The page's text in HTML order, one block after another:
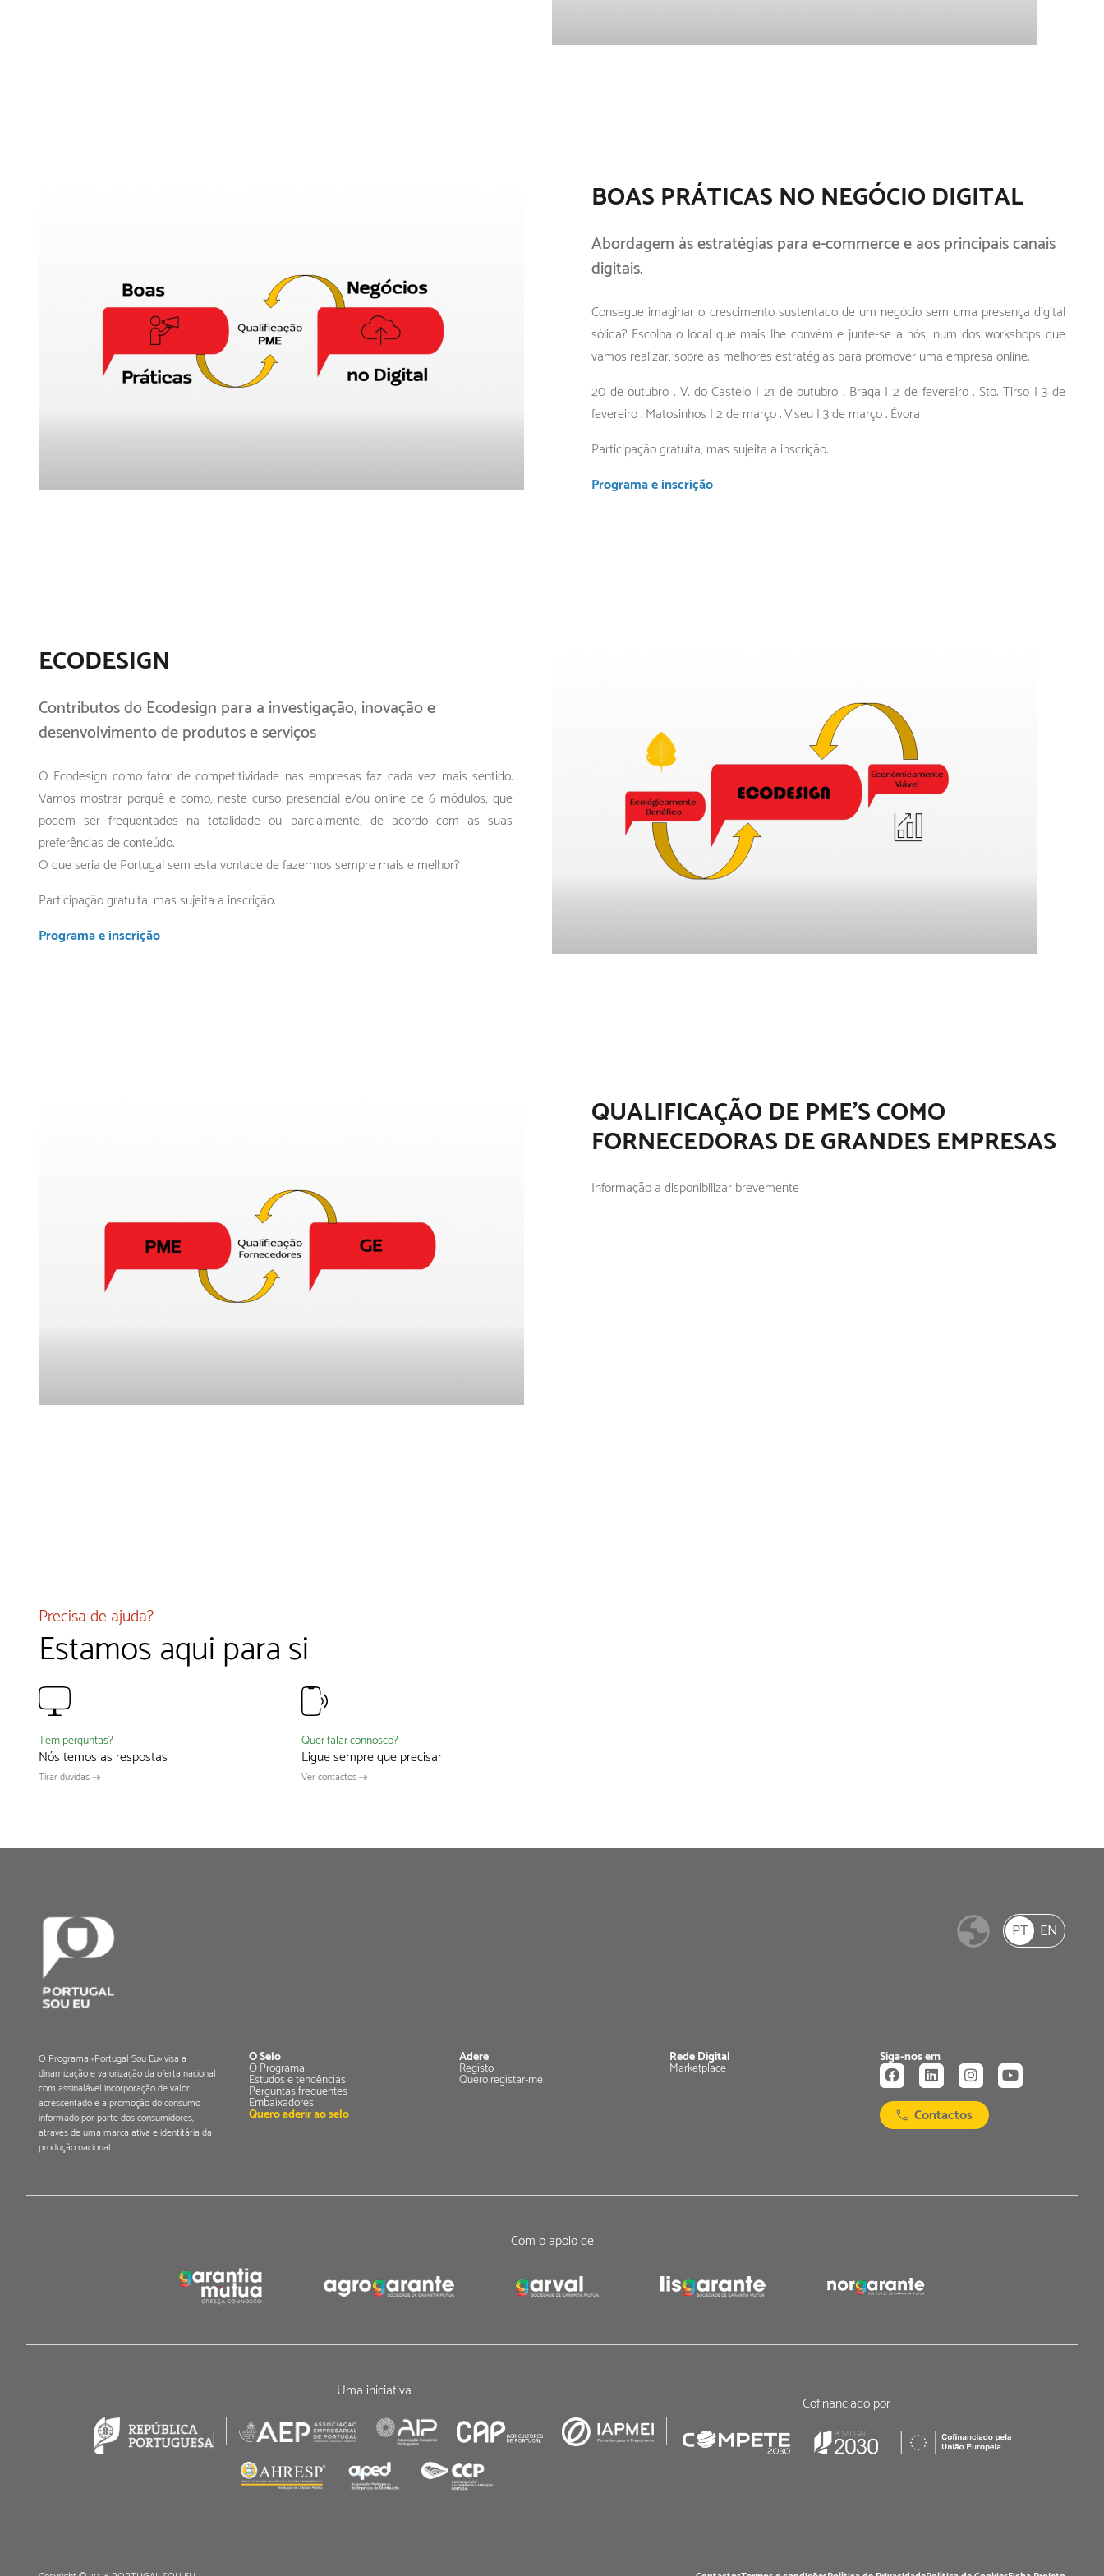
BOAS PRÁTICAS NO NEGÓCIO DIGITAL
Abordagem às estratégias para e-commerce e aos principais canais
digitais.
Consegue imaginar o crescimento sustentado de um negócio sem uma presença digital
sólida? Escolha o local que mais lhe convém e junte-se a nós, num dos workshops que
vamos realizar, sobre as melhores estratégias para promover uma empresa online.
20 de outubro . V. do Castelo | 21 de outubro . Braga | 2 de fevereiro . Sto. Tirso | 3 de
fevereiro . Matosinhos | 2 de março . Viseu | 3 de março . Évora
Participação gratuita, mas sujeita a inscrição.
Programa e inscrição
ECODESIGN
Contributos do Ecodesign para a investigação, inovação e
desenvolvimento de produtos e serviços
O Ecodesign como fator de competitividade nas empresas faz cada vez mais sentido.
Vamos mostrar porquê e como, neste curso presencial e/ou online de 6 módulos, que
podem ser frequentados na totalidade ou parcialmente, de acordo com as suas
preferências de conteúdo.
O que seria de Portugal sem esta vontade de fazermos sempre mais e melhor?
Participação gratuita, mas sujeita a inscrição.
Programa e inscrição
QUALIFICAÇÃO DE PME’S COMO
FORNECEDORAS DE GRANDES EMPRESAS
Informação a disponibilizar brevemente
Precisa de ajuda?
Estamos aqui para si
Tem perguntas?
Nós temos as respostas
Tirar dúvidas
Quer falar connosco?
Ligue sempre que precisar
Ver contactos
PT EN
O Programa «Portugal Sou Eu» visa a
dinamização e valorização da oferta nacional
com assinalável incorporação de valor
acrescentado e a promoção do consumo
informado por parte dos consumidores,
através de uma marca ativa e identitária da
produção nacional.
O Selo
O Programa
Estudos e tendências
Perguntas frequentes
Embaixadores
Quero aderir ao selo
Adere
Registo
Quero registar-me
Rede Digital
Marketplace
Siga-nos em
Contactos
Com o apoio de
Uma iniciativa
Cofinanciado por